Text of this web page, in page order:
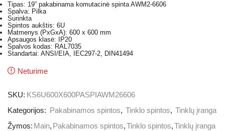
Tipas: 19” pakabinama komutacinė spinta AWM2-6606
Spalva: Pilka
Surinkta
Spintos aukštis: 6U
Matmenys (PxGxA): 600 x 600 mm
Apsaugos klasė: IP20
Spalvos kodas: RAL7035
Standartai: ANSI/EIA, IEC297-2, DIN41494
Neturime
SKU: KS6U600X600PASPIAWM26606
Kategorijos:
Pakabinamos spintos, Tinklo spintos, Tinklų įranga
Žymos: Main, Pakabinamos spintos,Tinklo spintos,Tinklų įranga